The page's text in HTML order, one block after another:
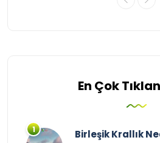
En Çok
Birleşik Krallık